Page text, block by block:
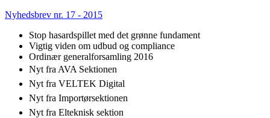
Nyhedsbrev nr. 17 - 2015
Stop hasardspillet med det grønne fundament
Vigtig viden om udbud og compliance
Ordinær generalforsamling 2016
Nyt fra AVA Sektionen
Nyt fra VELTEK Digital
Nyt fra Importørsektionen
Nyt fra Elteknisk sektion